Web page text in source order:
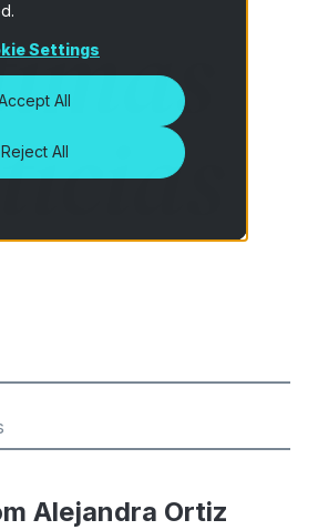
Settings
All
Reject All
Alejandra Ortiz